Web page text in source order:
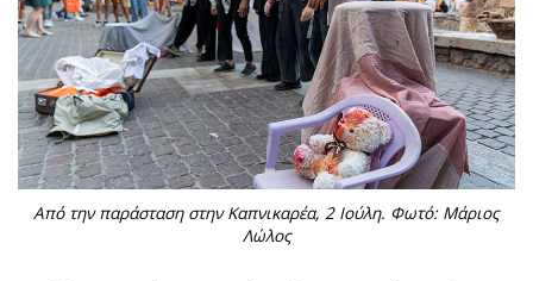
Aπό την παράσταση στην Καπνικαρέα, 2 Ιούλη. Φωτό: Μάριος
Λώλος